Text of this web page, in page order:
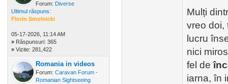
Forum: Diverse
Ultimul răspuns:
Florin Smolnicki
05-17-2026, 11:14 AM
» Răspunsuri: 365
» Vizite: 281,422
Romania in videos
Forum: Caravan Forum -
Romanian Sightseeing
Mulți
vreo doi,
lucru
nici
fel de
iarna, în